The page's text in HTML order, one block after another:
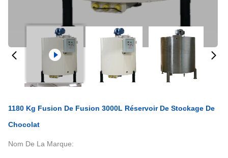
1180 Kg Fusion De Fusion 3000L Réservoir De Stockage De
Chocolat
Nom De La Marque: